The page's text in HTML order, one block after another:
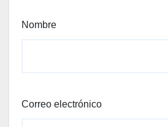
Nombre
Correo electrónico